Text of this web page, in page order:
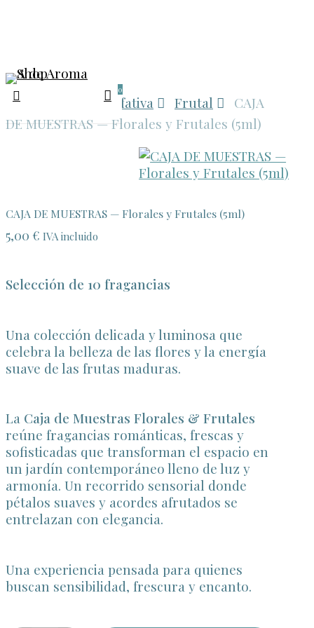
content
account
0
Menu
Inicio Familia olfativa Frutal
CAJA
DE MUESTRAS — Florales y Frutales (5ml)
CAJA DE MUESTRAS — Florales y Frutales (5ml)
5,00 € IVA incluido
Selección de 10 fragancias
Una colección delicada y luminosa que
celebra la belleza de las flores y la energía
suave de las frutas maduras.
La Caja de Muestras Florales & Frutales
reúne fragancias románticas, frescas y
sofisticadas que transforman el espacio en
un jardín contemporáneo lleno de luz y
armonía. Un recorrido sensorial donde
pétalos suaves y acordes afrutados se
entrelazan con elegancia.
Una experiencia pensada para quienes
buscan sensibilidad, frescura y encanto.